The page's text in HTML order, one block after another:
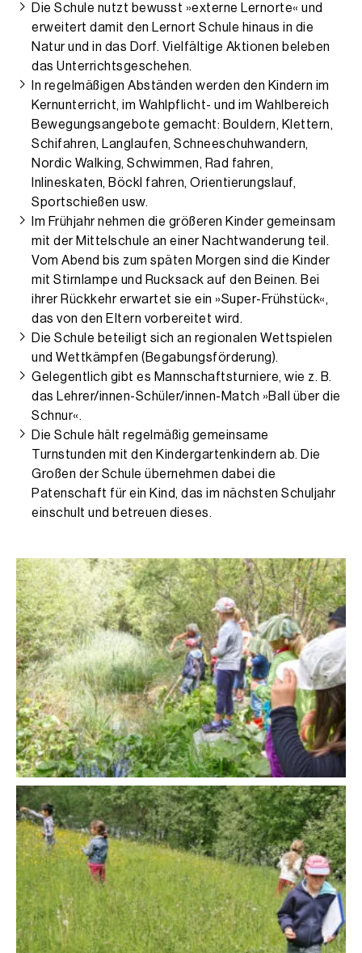
Die Schule nutzt bewusst »externe Lernorte« und
erweitert damit den Lernort Schule hinaus in die
Natur und in das Dorf. Vielfältige Aktionen beleben
das Unterrichtsgeschehen.
In regelmäßigen Abständen werden den Kindern im
Kernunterricht, im Wahlpflicht- und im Wahlbereich
Bewegungsangebote gemacht: Bouldern, Klettern,
Schifahren, Langlaufen, Schneeschuhwandern,
Nordic Walking, Schwimmen, Rad fahren,
Inlineskaten, Böckl fahren, Orientierungslauf,
Sportschießen usw.
Im Frühjahr nehmen die größeren Kinder gemeinsam
mit der Mittelschule an einer Nachtwanderung teil.
Vom Abend bis zum späten Morgen sind die Kinder
mit Stirnlampe und Rucksack auf den Beinen. Bei
ihrer Rückkehr erwartet sie ein »Super-Frühstück«,
das von den Eltern vorbereitet wird.
Die Schule beteiligt sich an regionalen Wettspielen
und Wettkämpfen (Begabungsförderung).
Gelegentlich gibt es Mannschaftsturniere, wie z. B.
das Lehrer/innen-Schüler/innen-Match »Ball über die
Schnur«.
Die Schule hält regelmäßig gemeinsame
Turnstunden mit den Kindergartenkindern ab. Die
Großen der Schule übernehmen dabei die
Patenschaft für ein Kind, das im nächsten Schuljahr
einschult und betreuen dieses.